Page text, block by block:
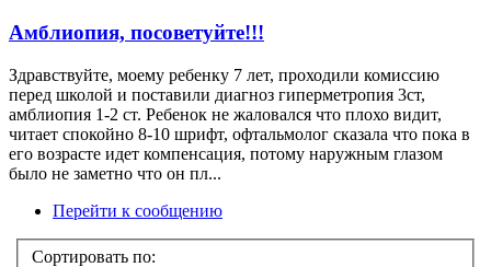
Амблиопия, посоветуйте!!!
Здравствуйте, моему ребенку 7 лет, проходили комиссию
перед школой и поставили диагноз гиперметропия 3ст,
амблиопия 1-2 ст. Ребенок не жаловался что плохо видит,
читает спокойно 8-10 шрифт, офтальмолог сказала что пока в
его возрасте идет компенсация, потому наружным глазом
было не заметно что он пл...
Перейти к сообщению
Сортировать по: